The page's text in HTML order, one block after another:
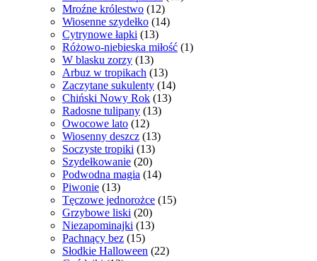
Mroźne królestwo (12)
Wiosenne szydełko (14)
Cytrynowe łapki (13)
Różowo-niebieska miłość (1)
W blasku zorzy (13)
Arbuz w tropikach (13)
Zaczytane sukulenty (14)
Chiński Nowy Rok (13)
Radosne tulipany (13)
Owocowe lato (12)
Wiosenny deszcz (13)
Soczyste tropiki (13)
Szydełkowanie (20)
Podwodna magia (14)
Piwonie (13)
Tęczowe jednorożce (15)
Grzybowe liski (20)
Niezapominajki (13)
Pachnący bez (15)
Słodkie Halloween (22)